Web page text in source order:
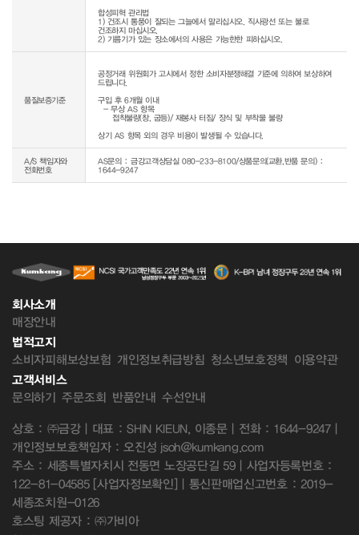
합성피혁 관리법
1) 건조시 통풍이 잘되는 그늘에서 말리십시오. 직사광선 또는 불로
건조하지 마십시오.
품질보증기준
공정거래 위원회가 고시에서 정한 소비자분쟁해결 기준에 의하여 보상하여
드립니다.
구입 후 6개월 이내
  - 무상 AS 항목
상기 AS 항목 외의 경우 비용이 발생될 수 있습니다.
A/S 책임자와
전화번호
AS문의 : 금강고객상담실 080-233-8100/상품문의(교환,반품 문의) :
1644-9247
회사소개
매장안내
법적고지
소비자피해보상보험 개인정보취급방침 청소년보호정책 이용약관
고객서비스
문의하기 주문조회 반품안내 수선안내
상호 : ㈜금강 | 대표 : SHIN KIEUN, 이종문 | 전화 : 1644-9247 |
개인정보보호책임자 : 오진성 jsoh@kumkang.com
주소 : 세종특별자치시 전동면 노장공단길 59 | 사업자등록번호 :
122-81-04585 [사업자정보확인] | 통신판매업신고번호 : 2019-
세종조치원-0126
호스팅 제공자 : ㈜가비아